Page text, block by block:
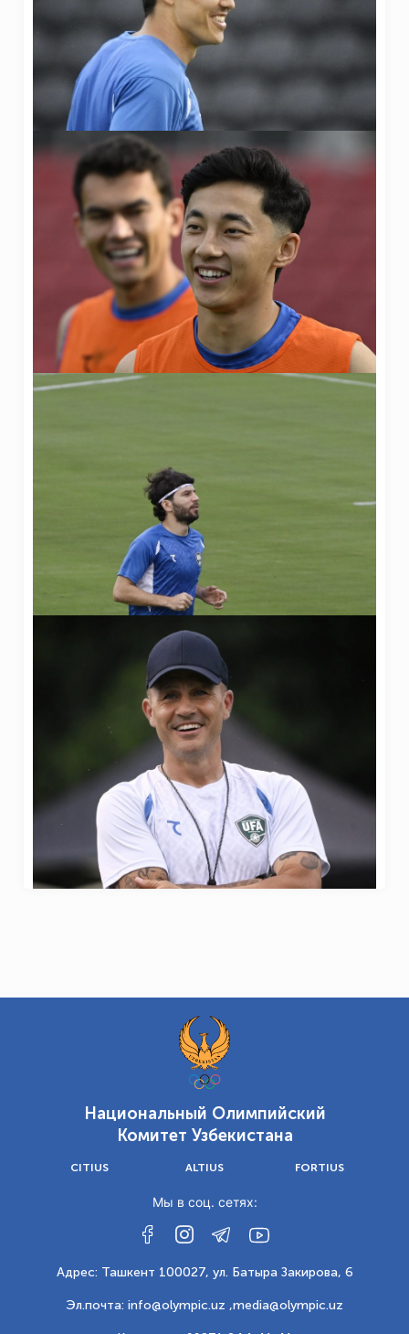
21 Июня 2026
Национальный Олимпийский
Комитет Узбекистана
CITIUS ALTIUS FORTIUS
Мы в соц. сетях:
Адрес: Ташкент 100027, ул. Батыра Закирова, 6
Эл.почта: info@olympic.uz ,media@olympic.uz